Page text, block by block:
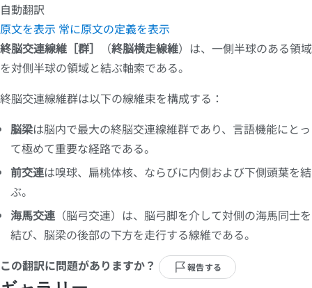
自動翻訳
原文を表示 常に原文の定義を表示
終脳交連線維［群］
（終脳横走線維）は、一側半球のある領域
を対側半球の領域と結ぶ軸索である。
終脳交連線維群は以下の線維束を構成する：
脳梁は脳内で最大の終脳交連線維群であり、言語機能にとっ
て極めて重要な経路である。
前交連は嗅球、扁桃体核、ならびに内側および下側頭葉を結
ぶ。
海馬交連 （脳弓交連）は、脳弓脚を介して対側の海馬同士を
結び、脳梁の後部の下方を走行する線維である。
この翻訳に問題がありますか？
報告する